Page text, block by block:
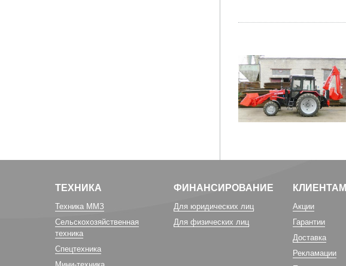
ТЕХНИКА
Техника ММЗ
Сельскохозяйственная
техника
Спецтехника
ФИНАНСИРОВАНИЕ
Для юридических лиц
Для физических лиц
КЛИЕНТАМ
Акции
Гарантии
Доставка
Рекламации